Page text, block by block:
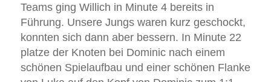
Teams ging Willich in Minute 4 bereits in
Führung. Unsere Jungs waren kurz geschockt,
konnten sich dann aber bessern. In Minute 22
platze der Knoten bei Dominic nach einem
schönen Spielaufbau und einer schönen Flanke